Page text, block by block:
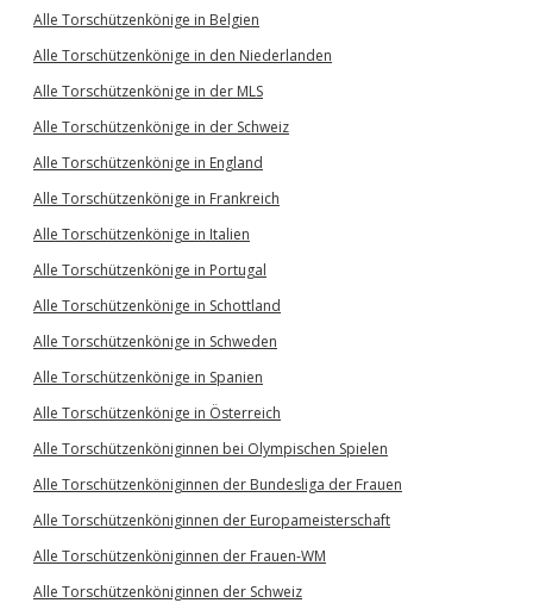
Alle Torschützenkönige in Belgien
Alle Torschützenkönige in den Niederlanden
Alle Torschützenkönige in der MLS
Alle Torschützenkönige in der Schweiz
Alle Torschützenkönige in England
Alle Torschützenkönige in Frankreich
Alle Torschützenkönige in Italien
Alle Torschützenkönige in Portugal
Alle Torschützenkönige in Schottland
Alle Torschützenkönige in Schweden
Alle Torschützenkönige in Spanien
Alle Torschützenkönige in Österreich
Alle Torschützenköniginnen bei Olympischen Spielen
Alle Torschützenköniginnen der Bundesliga der Frauen
Alle Torschützenköniginnen der Europameisterschaft
Alle Torschützenköniginnen der Frauen-WM
Alle Torschützenköniginnen der Schweiz